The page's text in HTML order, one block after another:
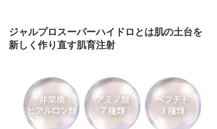
ジャルプロスーパーハイドロとは肌の土台を
新しく作り直す肌育注射